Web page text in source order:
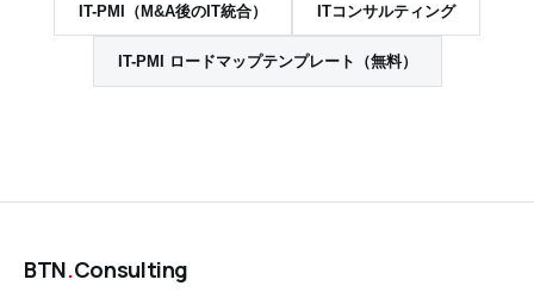
IT-PMI（M&A後のIT統合） ITコンサルティング
IT-PMI ロードマップテンプレート（無料）
BTN.Consulting